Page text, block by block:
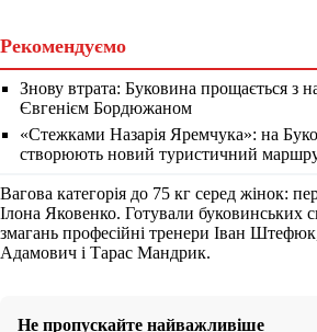
Рекомендуємо
Знову втрата: Буковина прощається з
Євгенієм Бордюжаном
«Стежками Назарія Яремчука»: на
створюють новий туристичний
Вагова категорія до 75 кг серед жінок:
Ілона Яковенко. Готували буковинських
змагань професійні тренери Іван
Адамович і Тарас Мандрик.
Не пропускайте найважливіше